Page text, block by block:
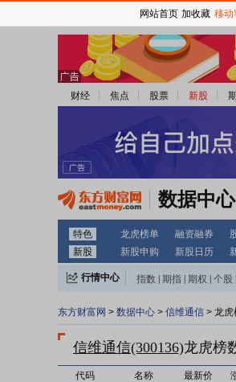
财经 焦点 股票 新股
数据中心
特色 龙虎榜单 融资融券
新股
新股申购 新股日历
行情中心 指数 期指 期权 个股
东方财富网 > 数据中心 > 信维通信 > 龙虎
信维通信(300136)龙虎榜
代码 名称 最新价
网站首页 加收藏 移动